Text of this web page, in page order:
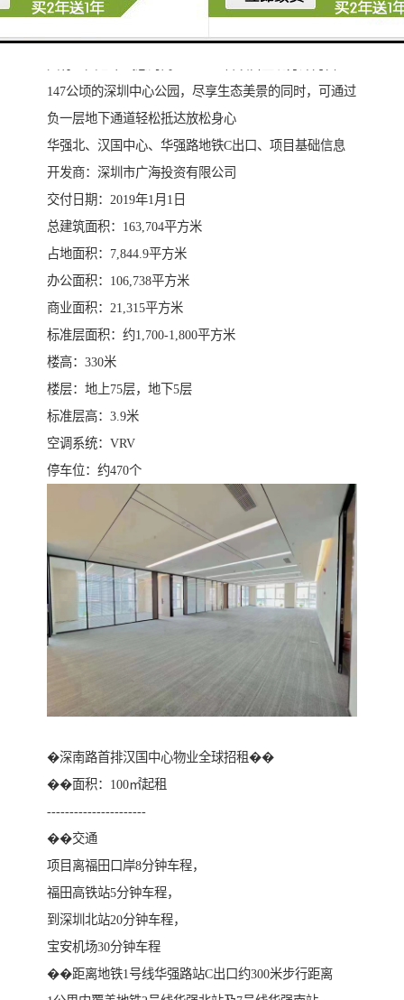
选择7分钟内可抵达跨越华强路、华强北、华新三个换乘
地铁站的华强北地铁商业街，可提供约5万平方米时尚而
147公顷的深圳中心公园，尽享生态美景的同时，可通过
负一层地下通道轻松抵达放松身心
华强北、汉国中心、华强路地铁C出口、项目基础信息
开发商：深圳市广海投资有限公司
交付日期：2019年1月1日
总建筑面积：163,704平方米
占地面积：7,844.9平方米
办公面积：106,738平方米
商业面积：21,315平方米
标准层面积：约1,700-1,800平方米
楼高：330米
楼层：地上75层，地下5层
标准层高：3.9米
空调系统：VRV
停车位：约470个
�深南路首排汉国中心物业全球招租��
��面积：100㎡起租
----------------------
��交通
项目离福田口岸8分钟车程，
福田高铁站5分钟车程，
到深圳北站20分钟车程，
宝安机场30分钟车程
��距离地铁1号线华强路站C出口约300米步行距离